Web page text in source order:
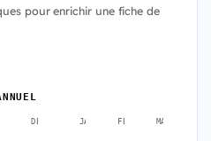
pour enrichir une fiche de
DÉC. JANV. FÉVR. MARS